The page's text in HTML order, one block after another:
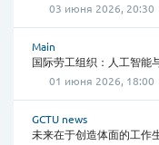
03 июня 2026, 20:30
Main
国际劳工组织：人工智能
01 июня 2026, 18:00
GCTU news
未来在于创造体面的工作